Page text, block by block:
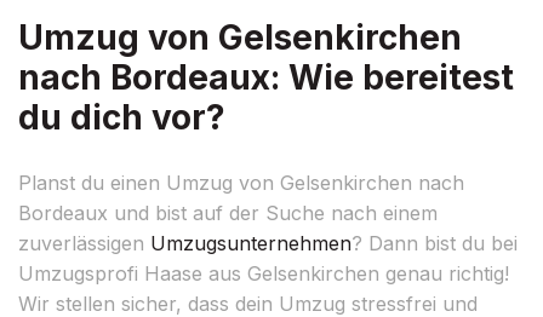
Umzug von Gelsenkirchen
nach Bordeaux: Wie bereitest
du dich vor?
Planst du einen Umzug von Gelsenkirchen nach
Bordeaux und bist auf der Suche nach einem
zuverlässigen Umzugsunternehmen? Dann bist du bei
Umzugsprofi Haase aus Gelsenkirchen genau richtig!
Wir stellen sicher, dass dein Umzug stressfrei und